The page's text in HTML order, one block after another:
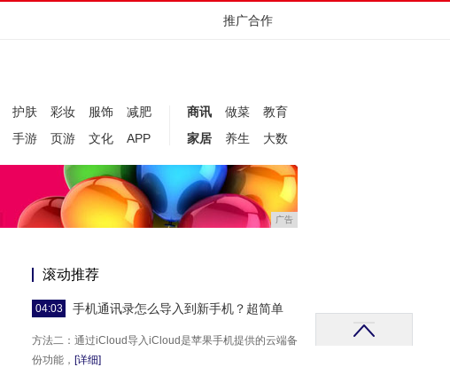
推广合作
护肤 彩妆 服饰
减肥
手游 页游 文化 APP
商讯 做菜
教育
家居
养生 大数
广告
滚动推荐
04:03 手机通讯录怎么导入到新手机？超简单
方法二：通过iCloud导入iCloud是苹果手机提供的云端备
份功能， [详细]